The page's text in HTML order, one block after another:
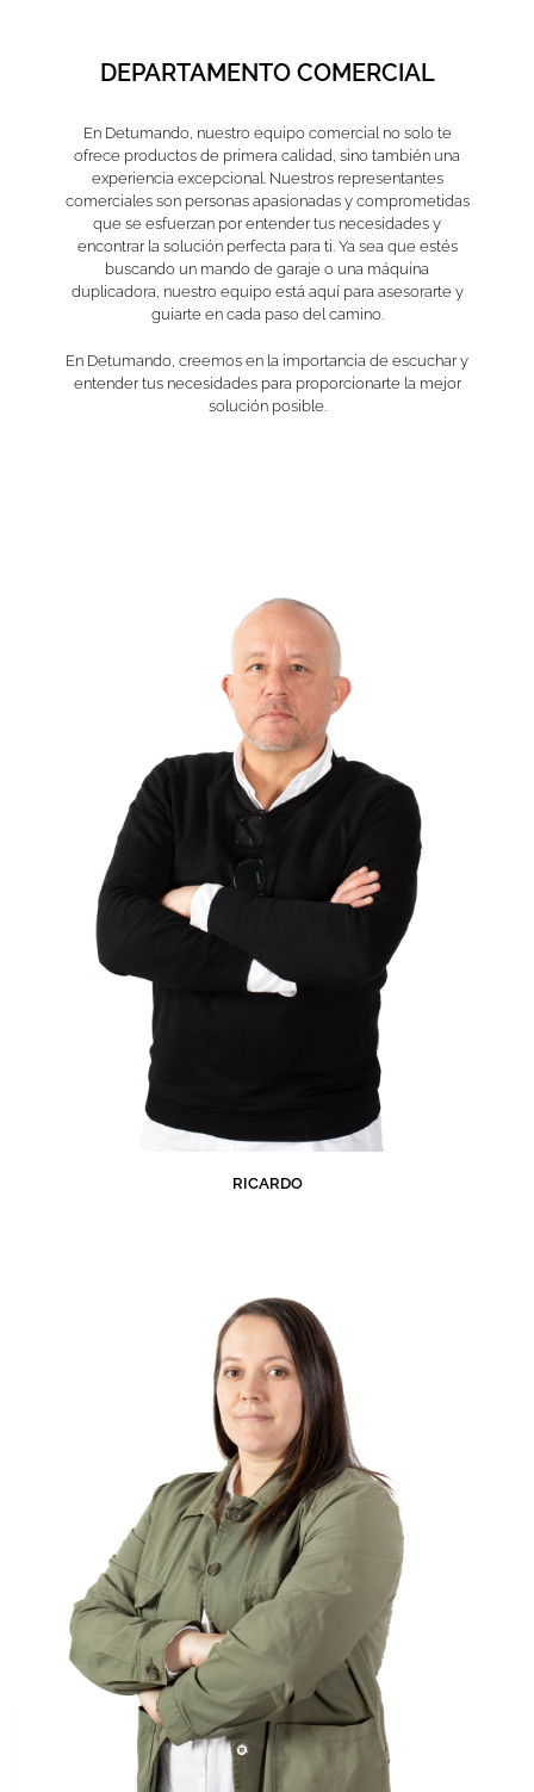
DEPARTAMENTO COMERCIAL
En Detumando, nuestro equipo comercial no solo te
ofrece productos de primera calidad, sino también una
experiencia excepcional. Nuestros representantes
comerciales son personas apasionadas y comprometidas
que se esfuerzan por entender tus necesidades y
encontrar la solución perfecta para ti. Ya sea que estés
buscando un mando de garaje o una máquina
duplicadora, nuestro equipo está aquí para asesorarte y
guiarte en cada paso del camino.
En Detumando, creemos en la importancia de escuchar y
entender tus necesidades para proporcionarte la mejor
solución posible.
RICARDO